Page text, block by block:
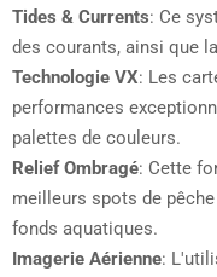
Tides & Currents: Ce
des courants, ainsi que
Technologie VX: Les
performances
palettes de couleurs.
Relief Ombragé: Cette
meilleurs spots de
fonds aquatiques.
Imagerie Aérienne: